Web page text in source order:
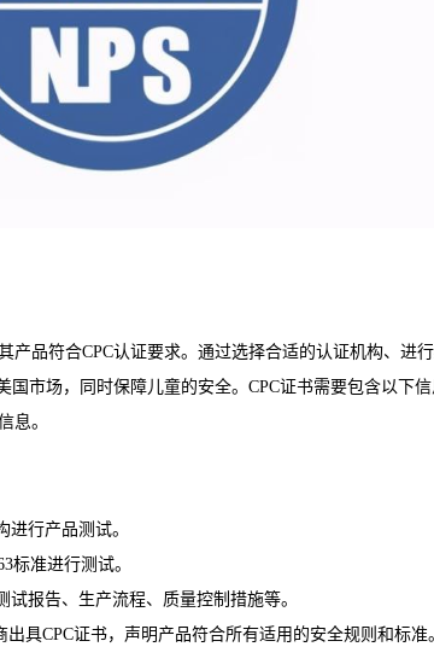
产品符合CPC认证要求。通过选择合适的认证机构、进
国市场，同时保障儿童的安全。CPC证书需要包含以下
息。
行产品测试。
标准进行测试。
报告、生产流程、质量控制措施等。
具CPC证书，声明产品符合所有适用的安全规则和标准